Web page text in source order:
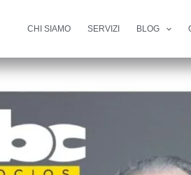
CHI SIAMO SERVIZI BLOG
giuridica e